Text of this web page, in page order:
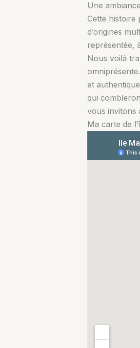
Une
Cette histoire
d’origines
représentée,
Nous voilà
et
qui
vous invitons
Ma carte de